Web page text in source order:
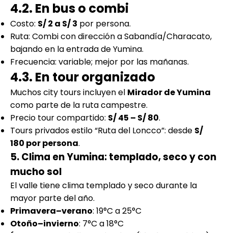
4.2. En bus o combi
Costo: S/ 2 a S/ 3 por persona.
Ruta: Combi con dirección a Sabandía/Characato,
bajando en la entrada de Yumina.
Frecuencia: variable; mejor por las mañanas.
4.3. En tour organizado
Muchos city tours incluyen el Mirador de Yumina
como parte de la ruta campestre.
Precio tour compartido: S/ 45 – S/ 80.
Tours privados estilo “Ruta del Loncco”: desde S/
180 por persona.
5. Clima en Yumina: templado, seco y con
mucho sol
El valle tiene clima templado y seco durante la
mayor parte del año.
Primavera–verano: 19°C a 25°C
Otoño–invierno: 7°C a 18°C